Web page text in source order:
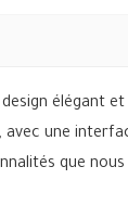
élégant
avec une
que